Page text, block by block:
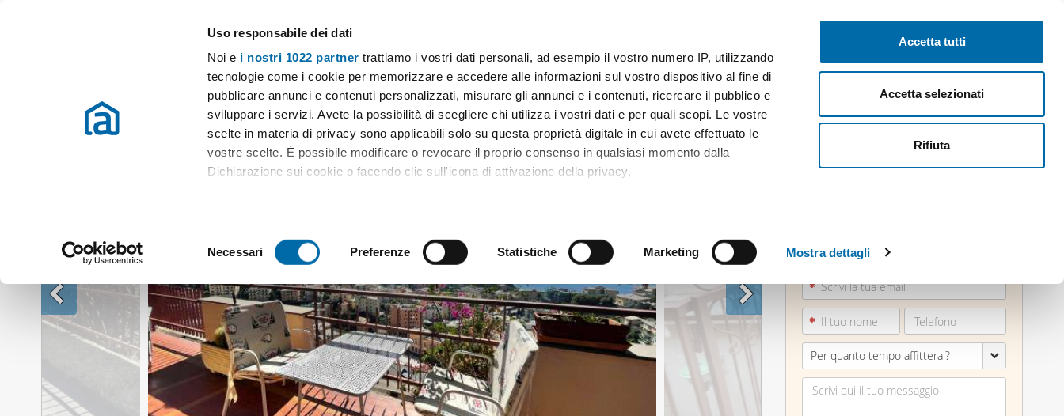
Uso responsabile dei dati
Noi e i nostri 1022 partner trattiamo i vostri dati personali, ad esempio il vostro numero IP, utilizzando
tecnologie come i cookie per memorizzare e accedere alle informazioni sul vostro dispositivo al fine di
pubblicare annunci e contenuti personalizzati, misurare gli annunci e i contenuti, ricercare il pubblico e
sviluppare i servizi. Avete la possibilità di scegliere chi utilizza i vostri dati e per quali scopi. Le vostre
scelte in materia di privacy sono applicabili solo su questa proprietà digitale in cui avete effettuato le
vostre scelte. È possibile modificare o revocare il proprio consenso in qualsiasi momento dalla
Dichiarazione sui cookie o facendo clic sull'icona di attivazione della privacy.
Identificare il tuo dispositivo, scansionandolo attivamente alla ricerca di caratteristiche specifiche
(impronte digitali).
Approfondisci come vengono elaborati i tuoi dati personali e imposta le tue preferenze nella
sezione
dettagli. Puoi modificare o ritirare il tuo consenso in qualsiasi momento dalla Dichiarazione sui cookie.
Utilizziamo i cookie per personalizzare contenuti ed annunci, per fornire funzionalità dei social media e
per analizzare il nostro traffico. Condividiamo inoltre informazioni sul modo in cui utilizza il nostro sito
con i nostri partner che si occupano di analisi dei dati web, pubblicità e social media, i quali potrebbero
combinarle con altre informazioni che ha fornito loro o che hanno raccolto dal suo utilizzo dei loro
e
e
i
o
n
e
Necessari Preferenze Statistiche Marketing Mostra dettagli
Accetta tutti
Accetta selezionati
Rifiuta
Case e appartamenti in affitto in tutta Italia
Pubblica gratis Inizia sessione
Appartamento affitto Genova Appartamento arredato con terrazzo Nervi - quinto al mare
010322...
Per quanto tempo affitterai?